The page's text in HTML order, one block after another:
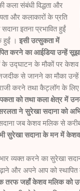
कला संबंधी विद्धता और
और कलाकारों के प्रति
इतना प्रभावित हुईं
हुईं । इसी उत्सुकता में
करने का आईडिया उन्हें
के उद्घाटन के मौकों पर
से जानने का मौका
करने तथा कैट्लॉग के
को तथा कला क्षेत्र में
ने सुरेखा सदाना को
जब केशव मलिक से करीब
सुरेखा सदाना के मन में
व्यक्त करने का सुरेखा
और अपने आप को स्थापित
जहाँ केशव मलिक को